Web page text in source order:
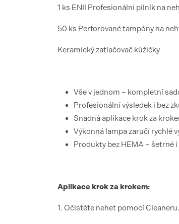
1 ks ENII Profesionální pilník na
50 ks Perforované tampóny na
Keramický zatlačovač kůžičky
Vše v jednom – kompletní
Profesionální výsledek i bez
Snadná aplikace krok za
Výkonná lampa zaručí rychlé
Produkty bez HEMA – šetrné
Aplikace krok za krokem:
1. Očistěte nehet pomocí Cleaneru.